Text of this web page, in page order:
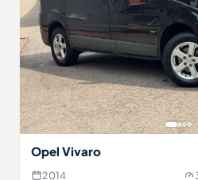
Opel Vivaro
2014